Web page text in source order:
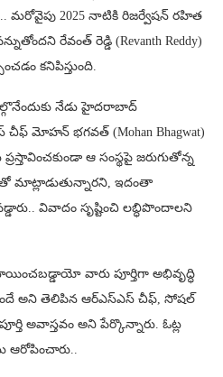
మరోవైపు 2025 నాటికి రిజర్వేషన్ రహిత
రేవంత్ రెడ్డి (Revanth Reddy)
కనిపిస్తుంది.
నేడు హైదరాబాద్
చీఫ్ మోహన్ భగవత్ (Mohan Bhagwat)
ఆ సంస్థపై జరుగుతోన్న
మాట్లాడుతున్నారని, ఇదంతా
వివాదం సృష్టించి లబ్ధిపొందాలని
వారు పూర్తిగా అభివృద్ధి
అని తెలిపిన ఆర్ఎస్ఎస్ చీఫ్, సోషల్
అవాస్తవం అని పేర్కొన్నారు. ఓట్ల
ఆరోపించారు..